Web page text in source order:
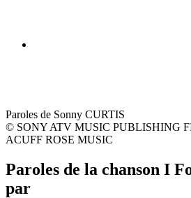
Paroles de Sonny CURTIS
© SONY ATV MUSIC PUBLISHING
ACUFF ROSE MUSIC
Paroles de la chanson I
par